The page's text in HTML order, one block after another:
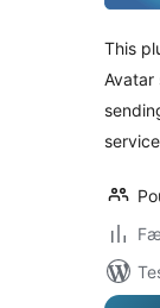
This
Avatar